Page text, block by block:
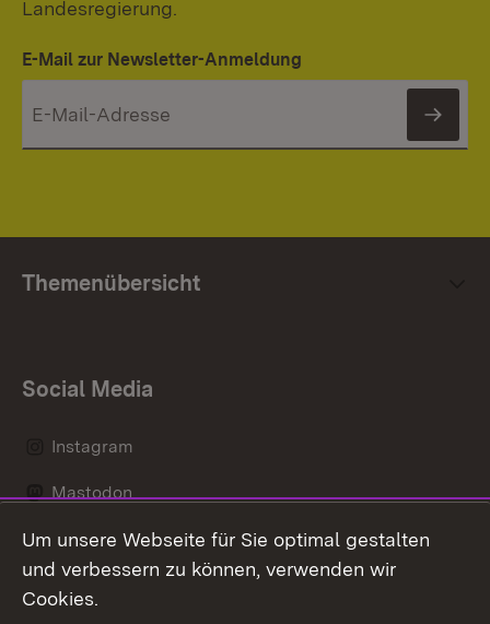
Landesregierung.
E-Mail zur Newsletter-Anmeldung
Themenübersicht
Social Media
Instagram
Mastodon
Messenger
Um unsere Webseite für Sie optimal gestalten
und verbessern zu können, verwenden wir
Cookies.